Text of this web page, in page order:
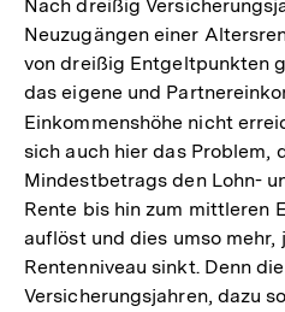
Nach dreißig
Neuzugängen einer
von dreißig Entgeltpunkten
das eigene und
Einkommenshöhe nicht
sich auch hier das Problem,
Mindestbetrags den Lohn-
Rente bis hin zum mittleren
auflöst und dies umso mehr,
Rentenniveau sinkt. Denn
Versicherungsjahren, dazu